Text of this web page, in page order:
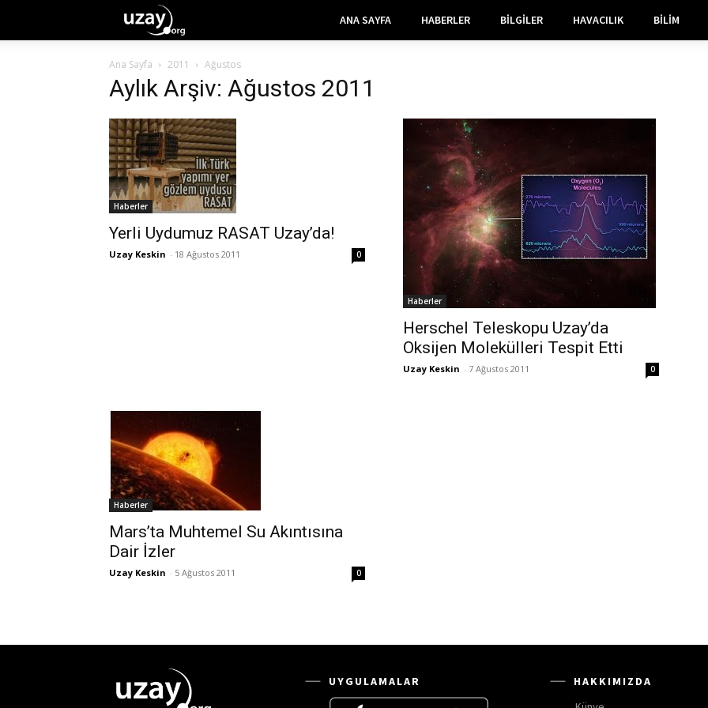
ANA SAYFA HABERLER BILGILER HAVACILIK BILIM
Ana Sayfa 2011 Ağustos
Aylık Arşiv: Ağustos 2011
Haberler
Yerli Uydumuz RASAT Uzay’da!
Uzay Keskin - 18 Ağustos 2011 0
Haberler
Herschel Teleskopu Uzay’da
Oksijen Molekülleri Tespit Etti
Uzay Keskin - 7 Ağustos 2011 0
Haberler
Mars’ta Muhtemel Su Akıntısına
Dair İzler
Uzay Keskin - 5 Ağustos 2011 0
UYGULAMALAR
HAKKIMIZDA